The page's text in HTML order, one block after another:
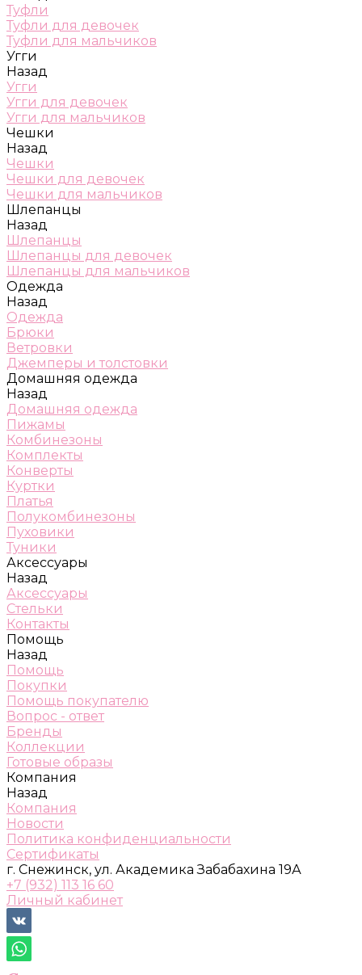
Туфли
Туфли для девочек
Туфли для мальчиков
Угги
Назад
Угги
Угги для девочек
Угги для мальчиков
Чешки
Назад
Чешки
Чешки для девочек
Чешки для мальчиков
Шлепанцы
Назад
Шлепанцы
Шлепанцы для девочек
Шлепанцы для мальчиков
Одежда
Назад
Одежда
Брюки
Ветровки
Джемперы и толстовки
Домашняя одежда
Назад
Домашняя одежда
Пижамы
Комбинезоны
Комплекты
Конверты
Куртки
Платья
Полукомбинезоны
Пуховики
Туники
Аксессуары
Назад
Аксессуары
Стельки
Контакты
Помощь
Назад
Помощь
Покупки
Помощь покупателю
Вопрос - ответ
Бренды
Коллекции
Готовые образы
Компания
Назад
Компания
Новости
Политика конфиденциальности
Сертификаты
г. Снежинск, ул. Академика Забабахина 19А
+7 (932) 113 16 60
Личный кабинет